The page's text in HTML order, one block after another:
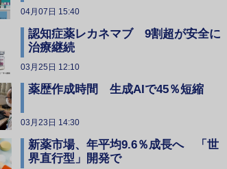
04月07日 15:40
認知症薬レカネマブ 9割超が安全に
治療継続
03月25日 12:10
薬歴作成時間 生成AIで45％短縮
03月23日 14:30
新薬市場、年平均9.6％成長へ 「世
界直行型」開発で